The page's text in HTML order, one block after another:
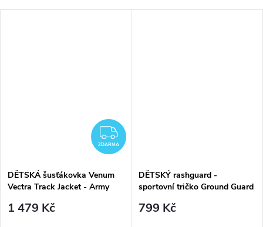
ZDARMA
ZDARMA
DĚTSKÁ šusťákovka Venum
Vectra Track Jacket - Army
1 479 Kč
DĚTSKÝ rashguard -
sportovní tričko Ground Guard
799 Kč